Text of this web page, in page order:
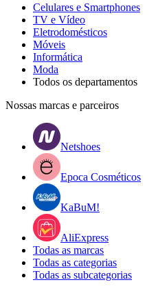
Celulares e Smartphones
TV e Vídeo
Eletrodomésticos
Móveis
Informática
Moda
Todos os departamentos
Nossas marcas e parceiros
Netshoes
Epoca Cosméticos
KaBuM!
AliExpress
Todas as marcas
Todas as categorias
Todas as subcategorias